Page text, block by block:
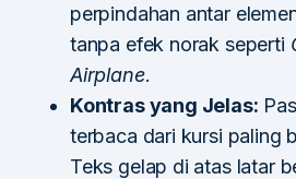
perpindahan antar
tanpa efek norak seperti
Airplane.
Kontras yang Jelas:
terbaca dari kursi paling
Teks gelap di atas latar